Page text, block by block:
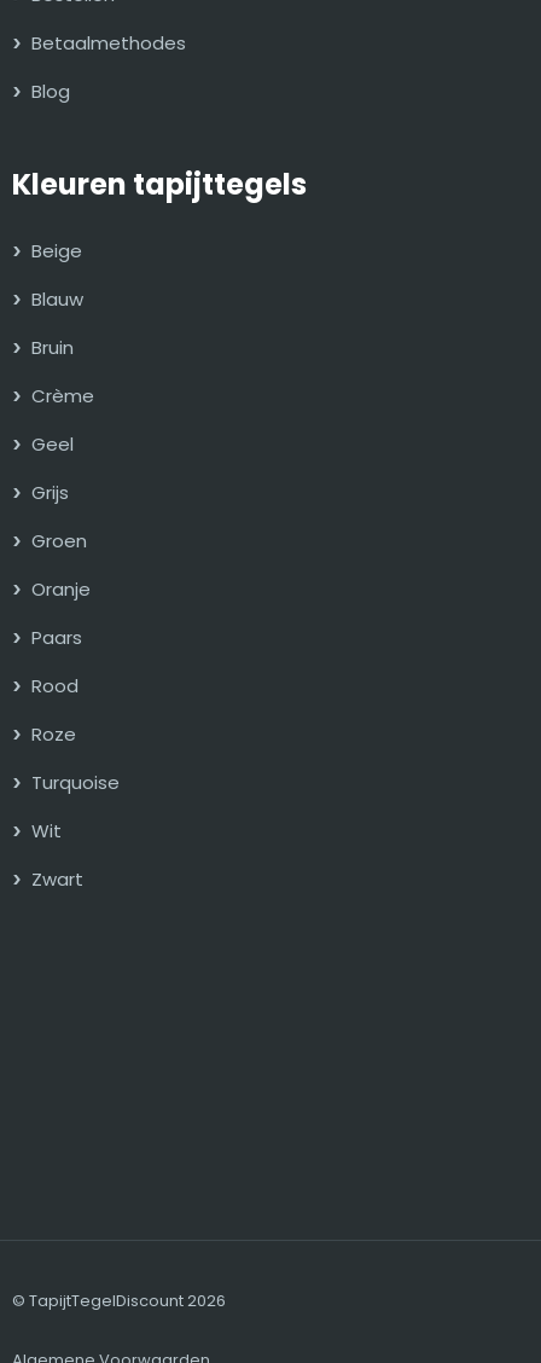
Betaalmethodes
Blog
Kleuren tapijttegels
Beige
Blauw
Bruin
Crème
Geel
Grijs
Groen
Oranje
Paars
Rood
Roze
Turquoise
Wit
Zwart
© TapijtTegelDiscount 2026